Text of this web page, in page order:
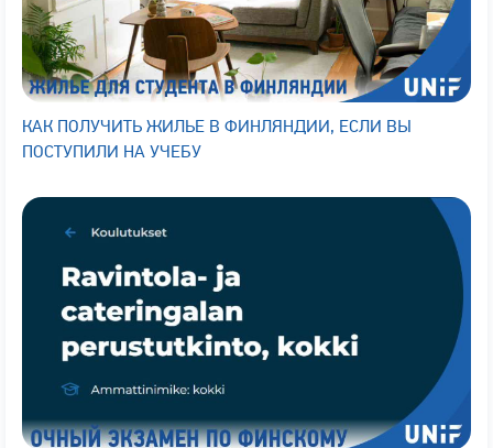
КАК ПОЛУЧИТЬ ЖИЛЬЕ В ФИНЛЯНДИИ, ЕСЛИ ВЫ
ПОСТУПИЛИ НА УЧЕБУ